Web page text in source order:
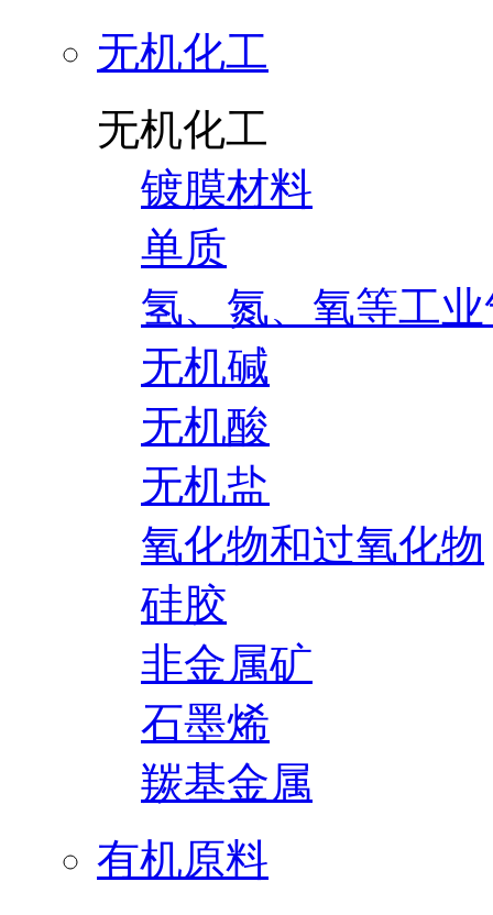
无机化工
无机化工
镀膜材料
单质
氢、氮、氧等工
无机碱
无机酸
无机盐
氧化物和过氧化物
硅胶
非金属矿
石墨烯
羰基金属
有机原料